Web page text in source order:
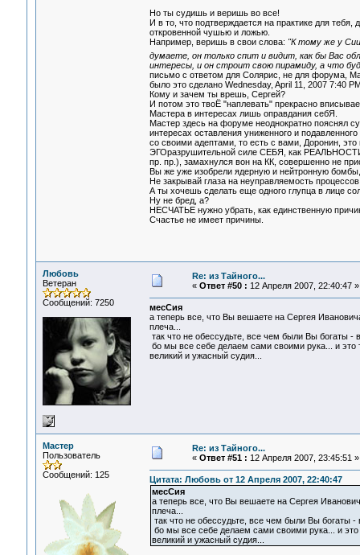
Но ты судишь и веришь во все!
И в то, что подтверждается на практике для
откровенной чушью и ложью.
Например, веришь в свои слова: "К тому же у
думаете, он только спит и видит, как бы Вас
интересы, и он строит свою пирамиду, а что
письмо с ответом для Солярис, не для форума,
было это сделано Wednesday, April 11, 2007 7:40
Кому и зачем ты врешь, Сергей?
И потом это твоЁ "наплевать" прекрасно
Мастера в интересах лишь оправдания себЯ.
Мастер здесь на форуме неоднократно пояснял
интересах оставления униженного и
со своими адептами, то есть с вами, Доронин,
ЭГОразрушительной силе СЕБЯ, как
пр. пр.), замахнулся вон на КК, совершенно не
Вы же уже изобрели ядерную и нейтронную
Не закрывай глаза на неуправляемость
А ты хочешь сделать еще одного глупца в лице
Ну не бред, а?
НЕСЧАТЬЕ нужно убрать, как единственную
Счастье не имеет причины.
Любовь
Ветеран
Сообщений: 7250
Re: из Тайного...
« Ответ #50 : 12 Апреля 2007, 22:40:47 »
месСия
а теперь все, что Вы вешаете на Сергея
плеча...
так что не обессудьте, все чем были Вы богаты -
бо мы все себе делаем сами своими рука... и это
великий и ужасный судия...
Мастер
Пользователь
Сообщений: 125
Re: из Тайного...
« Ответ #51 : 12 Апреля 2007, 23:45:51 »
Цитата: Любовь от 12 Апреля 2007, 22:40:47
месСия
а теперь все, что Вы вешаете на Сергея
плеча...
так что не обессудьте, все чем были Вы богаты -
бо мы все себе делаем сами своими рука... и
великий и ужасный судия...